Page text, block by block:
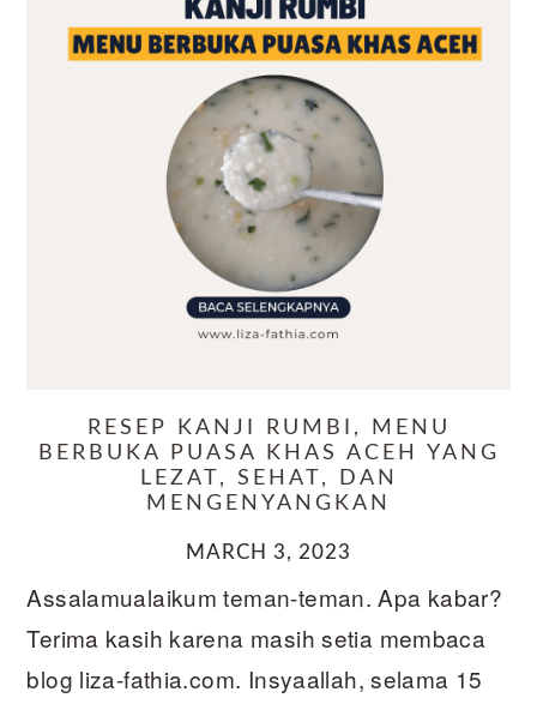
RESEP KANJI RUMBI, MENU
BERBUKA PUASA KHAS ACEH YANG
LEZAT, SEHAT, DAN
MENGENYANGKAN
MARCH 3, 2023
Assalamualaikum teman-teman. Apa kabar?
Terima kasih karena masih setia membaca
blog liza-fathia.com. Insyaallah, selama 15